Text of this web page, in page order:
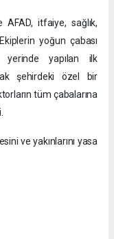
itfaiye, sağlık,
yoğun çabası
yerinde yapılan ilk
şehirdeki özel bir
tüm çabalarına
ve yakınlarını yasa